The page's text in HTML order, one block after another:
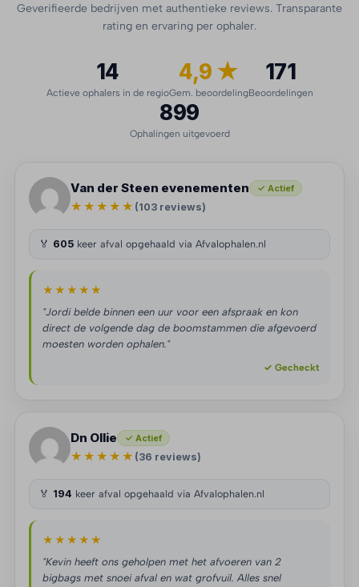
Geverifieerde bedrijven met authentieke reviews. Transparante
rating en ervaring per ophaler.
14
Actieve ophalers in de regio
4,9 ★
Gem. beoordeling
171
Beoordelingen
899
Ophalingen uitgevoerd
Van der Steen evenementen ✓ Actief
★★★★★ (103 reviews)
🏅 605 keer afval opgehaald via Afvalophalen.nl
★★★★★
"Jordi belde binnen een uur voor een afspraak en kon
direct de volgende dag de boomstammen die afgevoerd
moesten worden ophalen."
✓ Gecheckt
Dn Ollie ✓ Actief
★★★★★ (36 reviews)
🏅 194 keer afval opgehaald via Afvalophalen.nl
★★★★★
"Kevin heeft ons geholpen met het afvoeren van 2
bigbags met snoei afval en wat grofvuil. Alles snel